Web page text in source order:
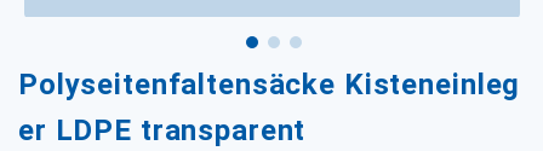
Polyseitenfaltensäcke Kisteneinleg
er LDPE transparent
Anfang
Bildgalerie